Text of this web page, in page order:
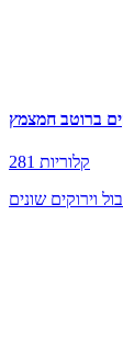
ברוטב חמצמץ
281 קלוריות
וירוקים שונים